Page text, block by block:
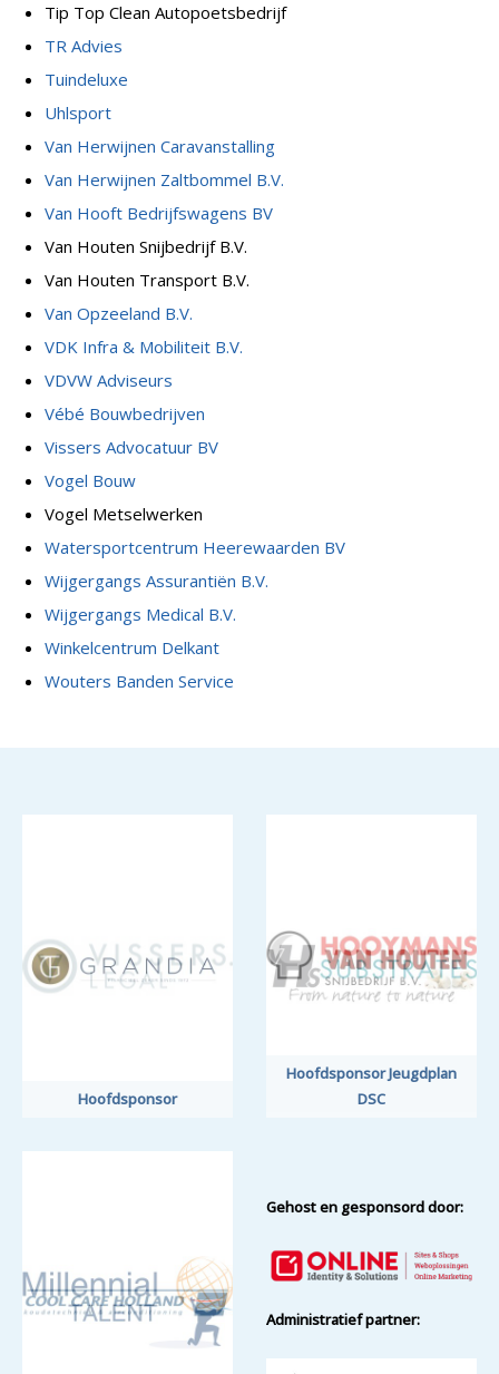
Tip Top Clean Autopoetsbedrijf
TR Advies
Tuindeluxe
Uhlsport
Van Herwijnen Caravanstalling
Van Herwijnen Zaltbommel B.V.
Van Hooft Bedrijfswagens BV
Van Houten Snijbedrijf B.V.
Van Houten Transport B.V.
Van Opzeeland B.V.
VDK Infra & Mobiliteit B.V.
VDVW Adviseurs
Vébé Bouwbedrijven
Vissers Advocatuur BV
Vogel Bouw
Vogel Metselwerken
Watersportcentrum Heerewaarden BV
Wijgergangs Assurantiën B.V.
Wijgergangs Medical B.V.
Winkelcentrum Delkant
Wouters Banden Service
Hoofdsponsor
Hoofdsponsor Jeugdplan
DSC
Gehost en gesponsord door:
Administratief partner: